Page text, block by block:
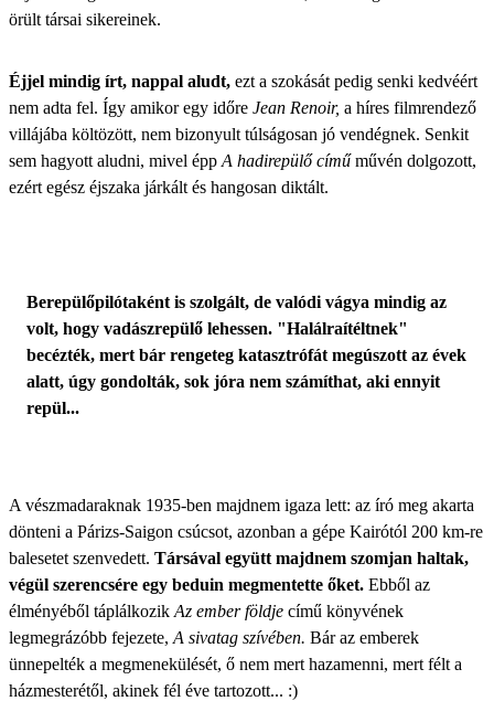
örült társai sikereinek.
Éjjel mindig írt, nappal aludt, ezt a szokását pedig senki kedvéért
nem adta fel. Így amikor egy időre Jean Renoir, a híres filmrendező
villájába költözött, nem bizonyult túlságosan jó vendégnek. Senkit
sem hagyott aludni, mivel épp A hadirepülő címűművén dolgozott,
ezért egész éjszaka járkált és hangosan diktált.
Berepülőpilótaként is szolgált, de valódi vágya mindig az
volt, hogy vadászrepülő lehessen. "Halálraítéltnek"
becézték, mert bár rengeteg katasztrófát megúszott az évek
alatt, úgy gondolták, sok jóra nem számíthat, aki ennyit
repül...
A vészmadaraknak 1935-ben majdnem igaza lett: az író meg akarta
dönteni a Párizs-Saigon csúcsot, azonban a gépe Kairótól 200 km-re
balesetet szenvedett. Társával együtt majdnem szomjan haltak,
végül szerencsére egy beduin megmentette őket. Ebből az
élményéből táplálkozik Az ember földje című könyvének
legmegrázóbb fejezete, A sivatag szívében. Bár az emberek
ünnepelték a megmenekülését, ő nem mert hazamenni, mert félt a
házmesterétől, akinek fél éve tartozott... :)